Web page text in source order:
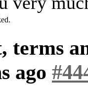
terms
ago